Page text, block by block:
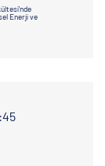
Enerji ve